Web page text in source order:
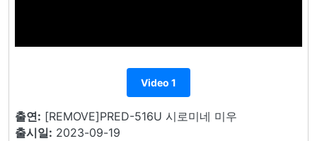
Video 1
출연: [REMOVE]PRED-516U 시로미네 미우
출시일: 2023-09-19